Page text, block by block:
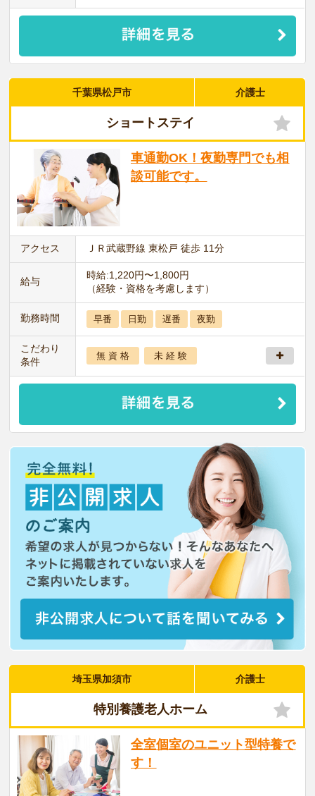
千葉県松戸市 介護士
ショートステイ
車通勤OK！夜勤専門でも相
談可能です。
アクセス ＪＲ武蔵野線 東松戸 徒歩 11分
給与
時給:1,220円〜1,800円
（経験・資格を考慮します）
勤務時間 早番 日勤 遅番 夜勤
こだわり
条件
無 資 格 未 経 験
埼玉県加須市 介護士
特別養護老人ホーム
全室個室のユニット型特養で
す！